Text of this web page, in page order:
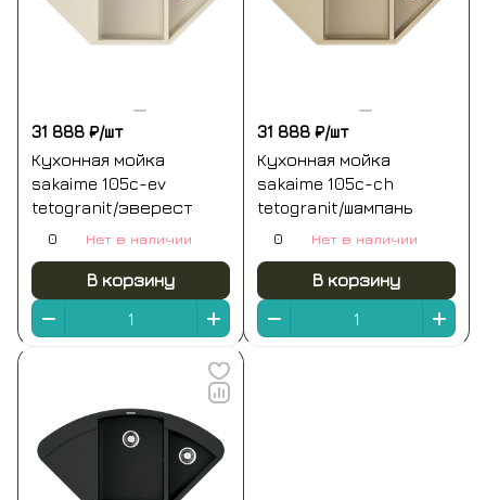
31 888 ₽/шт
Кухонная мойка
sakaime 105c-ev
tetogranit/эверест
0 Нет в наличии
В корзину
31 888 ₽/шт
Кухонная мойка
sakaime 105c-ch
tetogranit/шампань
0 Нет в наличии
В корзину